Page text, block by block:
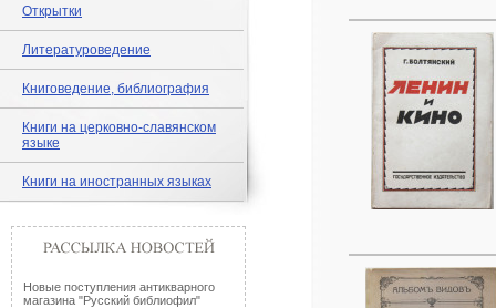
Открытки
Литературоведение
Книговедение, библиография
Книги на церковно-славянском
языке
Книги на иностранных языках
Новые поступления антикварного
магазина "Русский библиофил"